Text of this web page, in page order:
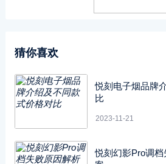
猜你喜欢
悦刻电子烟品牌
比
2023-11-21
悦刻幻影Pro调